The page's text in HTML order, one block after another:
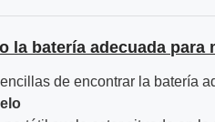
la batería adecuada para
de encontrar la batería